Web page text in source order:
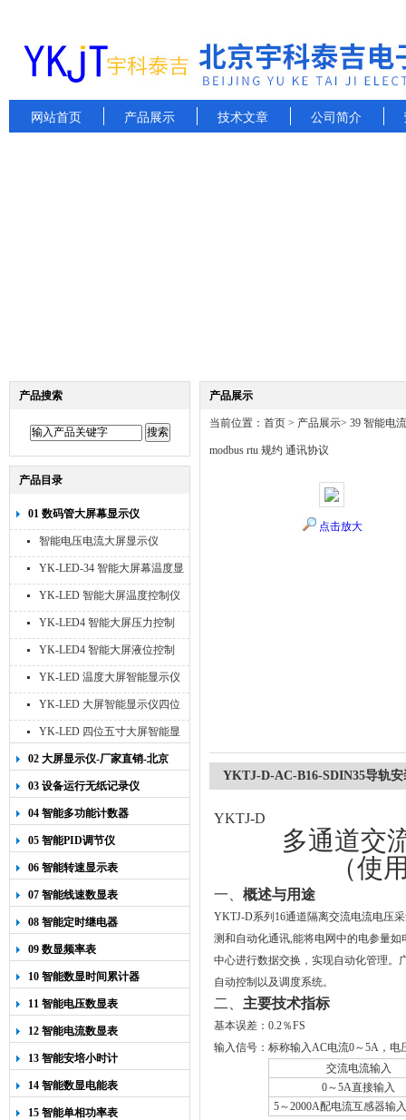
网站首页 产品展示 技术文章 公司简介
产品搜索
产品目录
01 数码管大屏幕显示仪
智能电压电流大屏显示仪
YK-LED-34 智能大屏幕温度显
示仪
YK-LED 智能大屏温度控制仪
YK-LED4 智能大屏压力控制
仪
YK-LED4 智能大屏液位控制
仪
YK-LED 温度大屏智能显示仪
四位十寸
YK-LED 大屏智能显示仪四位
八寸
YK-LED 四位五寸大屏智能显
示仪
02 大屏显示仪-厂家直销-北京
宇科泰吉
03 设备运行无纸记录仪
04 智能多功能计数器
05 智能PID调节仪
06 智能转速显示表
07 智能线速数显表
08 智能定时继电器
09 数显频率表
10 智能数显时间累计器
11 智能电压数显表
12 智能电流数显表
13 智能安培小时计
14 智能数显电能表
15 智能单相功率表
产品展示
当前位置： 首页 > 产品展示> 39 智能电
modbus rtu 规约 通讯协议
点击放大
YKTJ-D-AC-B16-SDIN35导轨
YKTJ-D
多通道交
（使
一、 概述与用途
YKTJ-D系列 16通道隔离交流电流电压
测和自动化通讯,能将电网中的电参量如
中心进行数据交换，实现自动化管理。
自动控制以及调度系统。
二、 主要技术指标
基本误差： 0.2％FS
输入信号： 标称输入AC电流0～5A，电
交流电流输入
0～5A直接输入
5～2000A配电流互感器输入